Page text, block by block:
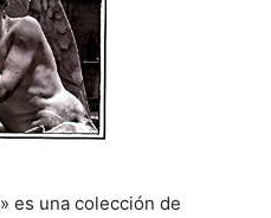
es una colección de